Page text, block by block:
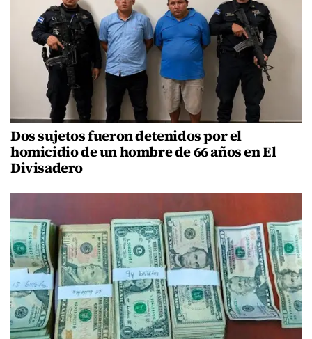
Dos sujetos fueron detenidos por el
homicidio de un hombre de 66 años en El
Divisadero